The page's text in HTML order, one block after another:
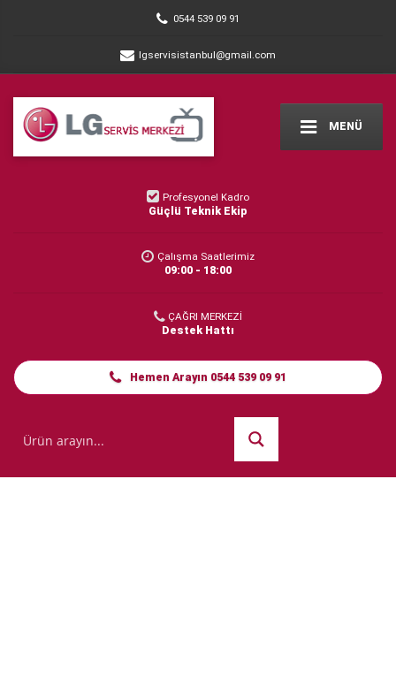
0544 539 09 91
lgservisistanbul@gmail.com
MENÜ
Profesyonel Kadro
Güçlü Teknik Ekip
Çalışma Saatlerimiz
09:00 - 18:00
ÇAĞRI MERKEZİ
Destek Hattı
Hemen Arayın 0544 539 09 91